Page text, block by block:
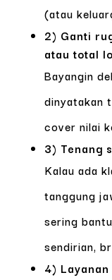
(atau
2) Ganti
atau total
Bayangin
dinyatakan
cover nilai
3) Tenang
Kalau ada
tanggung
sering
sendirian,
4)